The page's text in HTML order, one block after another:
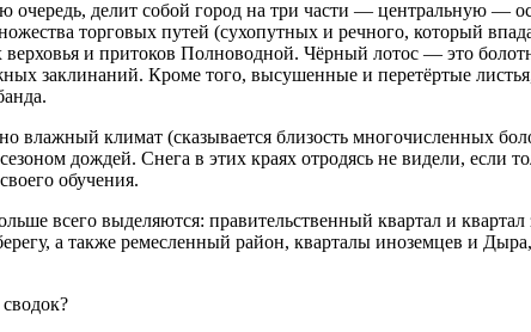
очередь, делит собой город на три части — центральную —
торговых путей (сухопутных и речного, который
и притоков Полноводной. Чёрный лотос — это
заклинаний. Кроме того, высушенные и перетёртые
климат (сказывается близость многочисленных
дождей. Снега в этих краях отродясь не видели, если
обучения.
всего выделяются: правительственный квартал и
а также ремесленный район, кварталы иноземцев и